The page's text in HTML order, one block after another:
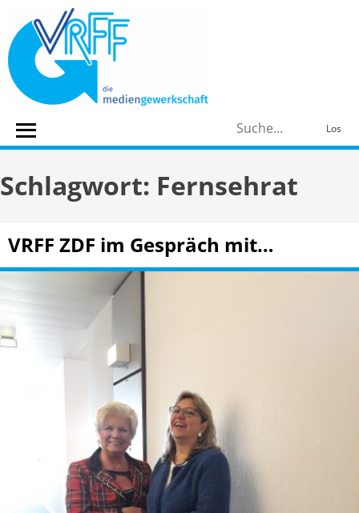
content
Los
Schlagwort: Fernsehrat
VRFF ZDF im Gespräch mit…